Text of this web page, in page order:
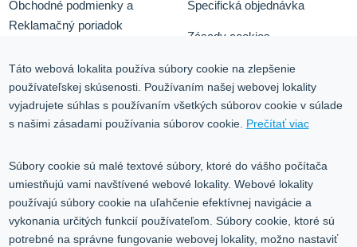
Obchodné podmienky a
Reklamačný poriadok
Služby
Kontakt
Špecifická objednávka
Zásady cookies
Ochrana osobných údajov
Blog
Kontakt
Volgogradská 9, 08001 Prešov
0917 353 303
Táto webová lokalita používa súbory cookie na zlepšenie
používateľskej skúsenosti. Používaním našej webovej lokality
vyjadrujete súhlas s používaním všetkých súborov cookie v súlade
s našimi zásadami používania súborov cookie. Prečítať viac
Súbory cookie sú malé textové súbory, ktoré do vášho počítača
umiestňujú vami navštívené webové lokality. Webové lokality
používajú súbory cookie na uľahčenie efektívnej navigácie a
vykonania určitých funkcií používateľom. Súbory cookie, ktoré sú
potrebné na správne fungovanie webovej lokality, možno nastaviť